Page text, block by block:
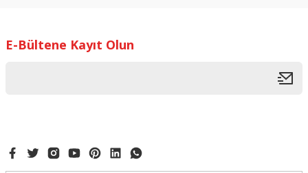
E-Bültene Kayıt Olun